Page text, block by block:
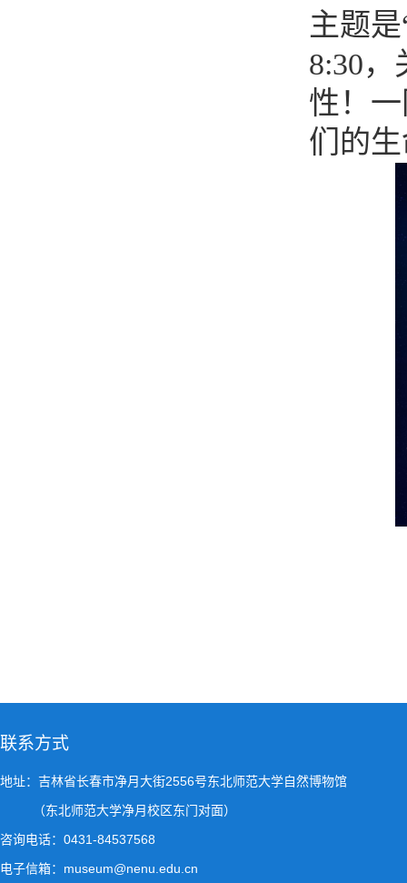
主题
8:30
性！
们的
联系方式
地址：吉林省长春市净月大街2556号东北师范大学自然博物馆
（东北师范大学净月校区东门对面）
咨询电话：0431-84537568
电子信箱：museum@nenu.edu.cn